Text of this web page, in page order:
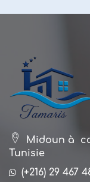
Midoun à
Tunisie
(+216) 29 467